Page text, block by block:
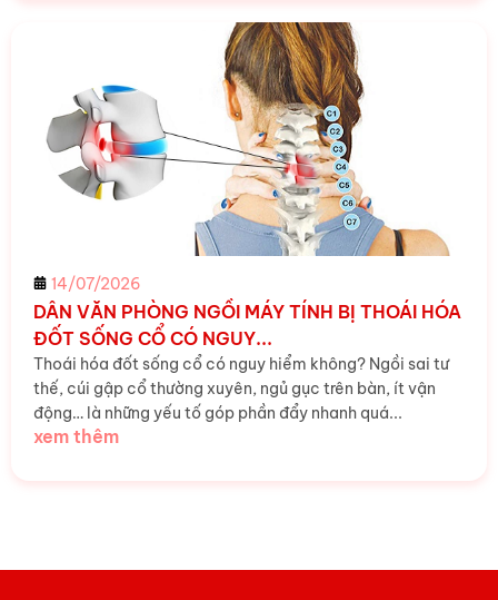
14/07/2026
DÂN VĂN PHÒNG NGỒI MÁY TÍNH BỊ THOÁI HÓA
ĐỐT SỐNG CỔ CÓ NGUY...
Thoái hóa đốt sống cổ có nguy hiểm không? Ngồi sai tư
thế, cúi gập cổ thường xuyên, ngủ gục trên bàn, ít vận
động… là những yếu tố góp phần đẩy nhanh quá...
xem thêm